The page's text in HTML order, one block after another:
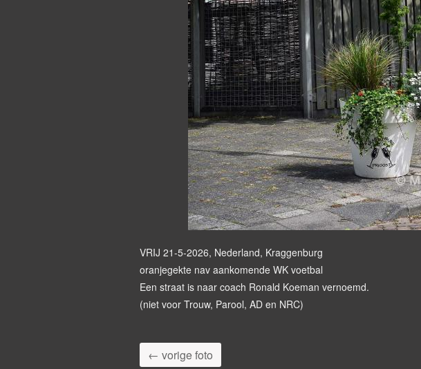
VRIJ 21-5-2026, Nederland, Kraggenburg
oranjegekte nav aankomende WK voetbal
Een straat is naar coach Ronald Koeman vernoemd.
(niet voor Trouw, Parool, AD en NRC)
← vorige foto